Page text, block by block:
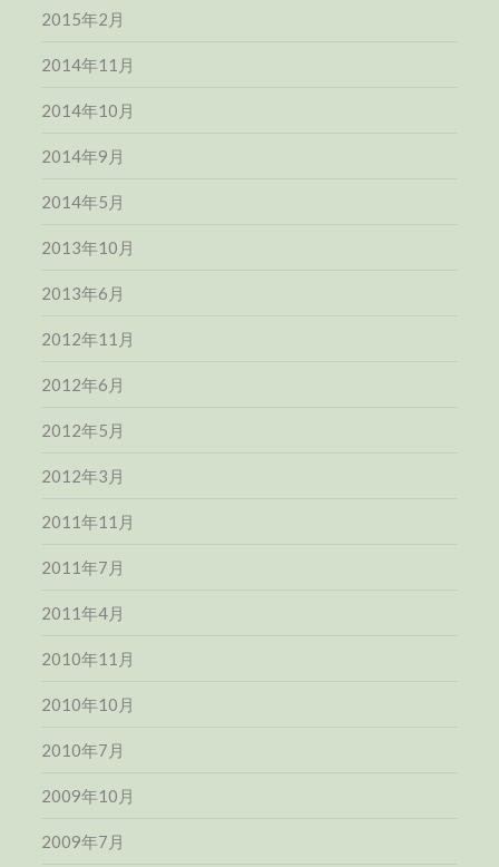
2015年2月
2014年11月
2014年10月
2014年9月
2014年5月
2013年10月
2013年6月
2012年11月
2012年6月
2012年5月
2012年3月
2011年11月
2011年7月
2011年4月
2010年11月
2010年10月
2010年7月
2009年10月
2009年7月